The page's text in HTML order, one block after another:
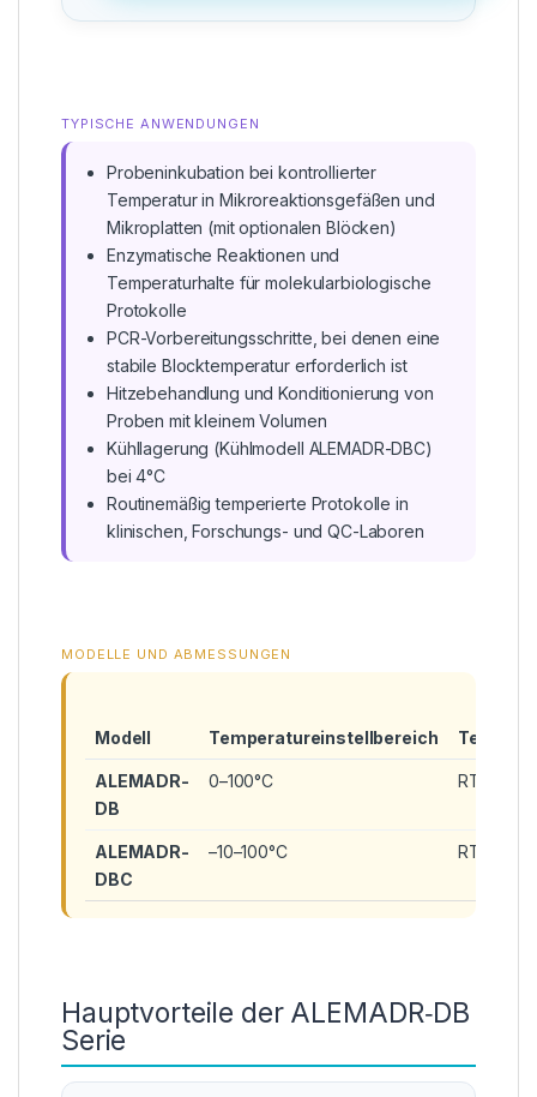
TYPISCHE ANWENDUNGEN
Probeninkubation bei kontrollierter
Temperatur in Mikroreaktionsgefäßen und
Mikroplatten (mit optionalen Blöcken)
Enzymatische Reaktionen und
Temperaturhalte für molekularbiologische
Protokolle
PCR-Vorbereitungsschritte, bei denen eine
stabile Blocktemperatur erforderlich ist
Hitzebehandlung und Konditionierung von
Proben mit kleinem Volumen
Kühllagerung (Kühlmodell ALEMADR-DBC)
bei 4°C
Routinemäßig temperierte Protokolle in
klinischen, Forschungs- und QC-Laboren
MODELLE UND ABMESSUNGEN
Modell Temperatureinstellbereich
ALEMADR-
DB
0–100°C
ALEMADR-
DBC
–10–100°C
Hauptvorteile der ALEMADR‑DB
Serie